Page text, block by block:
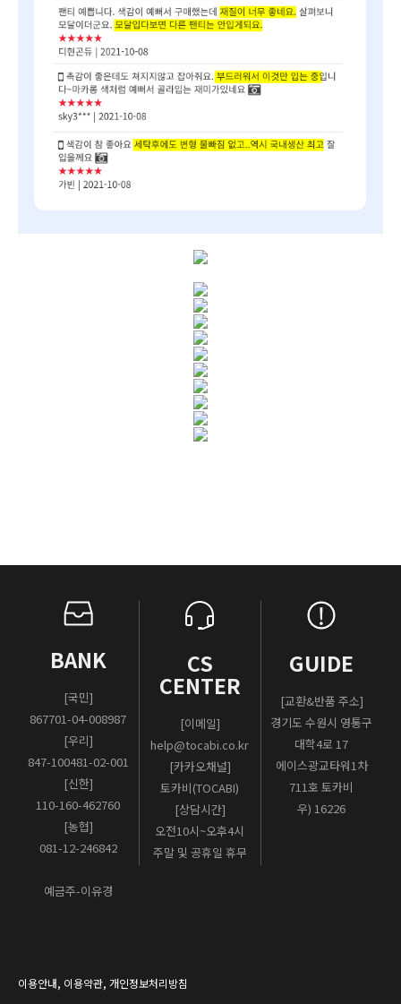
BANK
[국민]
867701-04-008987
[우리]
847-100481-02-001
[신한]
110-160-462760
[농협]
081-12-246842
예금주-이유경
CS
CENTER
[이메일]
help@tocabi.co.kr
[카카오채널]
토카비(TOCABI)
[상담시간]
오전10시~오후4시
주말 및 공휴일 휴무
GUIDE
[교환&반품 주소]
경기도 수원시 영통구
대학4로 17
에이스광교타워1차
711호 토카비
우) 16226
이용안내, 이용약관, 개인정보처리방침